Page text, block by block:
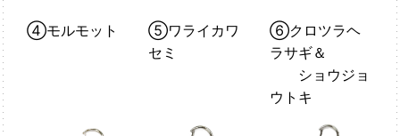
④モルモット
⑤ワライカワ
セミ
⑥クロツラヘ
ラサギ＆
ショウジョ
ウトキ